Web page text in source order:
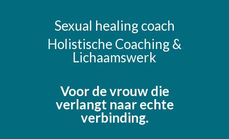
Sexual healing coach
Holistische Coaching &
Lichaamswerk
Voor de vrouw die
verlangt naar echte
verbinding.